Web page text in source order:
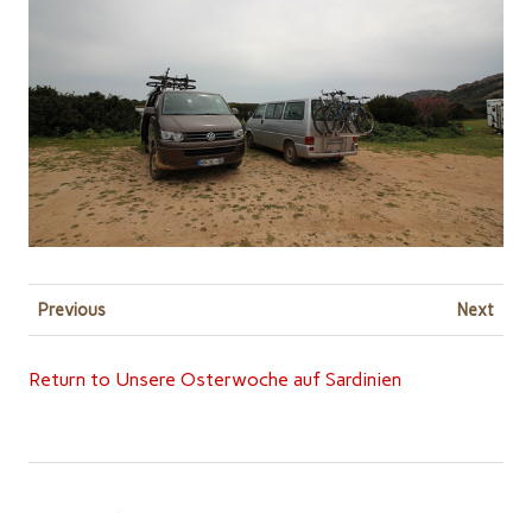
Previous Next
Return to Unsere Osterwoche auf Sardinien